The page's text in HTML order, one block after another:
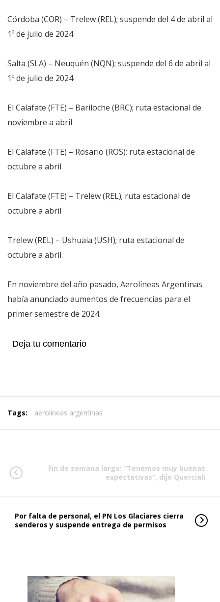
Córdoba (COR) – Trelew (REL); suspende del 4 de abril al
1º de julio de 2024
Salta (SLA) – Neuquén (NQN); suspende del 6 de abril al
1º de julio de 2024
El Calafate (FTE) – Bariloche (BRC); ruta estacional de
noviembre a abril
El Calafate (FTE) – Rosario (ROS); ruta estacional de
octubre a abril
El Calafate (FTE) – Trelew (REL); ruta estacional de
octubre a abril
Trelew (REL) – Ushuaia (USH); ruta estacional de
octubre a abril.
En noviembre del año pasado, Aerolíneas Argentinas
había anunciado aumentos de frecuencias para el
primer semestre de 2024.
Deja tu comentario
Tags: aerolineas argentinas
Fin de semana largo: “Tenemos muy buenas
expectativas”, dijo Querciali
Por falta de personal, el PN Los Glaciares cierra
senderos y suspende entrega de permisos